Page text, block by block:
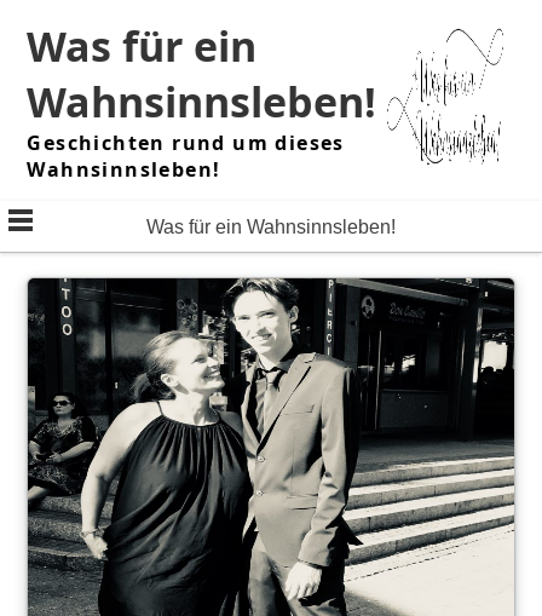
content
Was für ein
Wahnsinnsleben!
Geschichten rund um dieses
Wahnsinnsleben!
Was für ein Wahnsinnsleben!